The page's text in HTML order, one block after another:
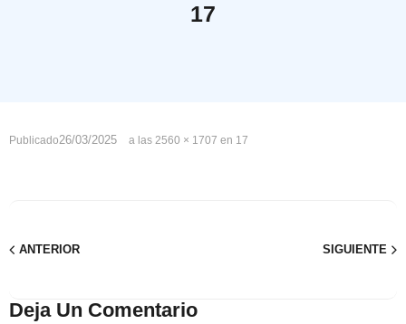
17
Publicado26/03/2025 a las 2560 × 1707 en 17
ANTERIOR SIGUIENTE
Deja Un Comentario